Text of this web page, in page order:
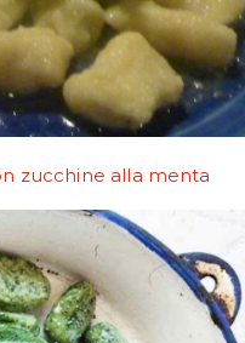
zucchine alla menta